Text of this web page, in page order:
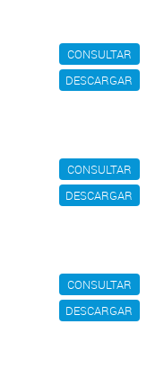
CONSULTAR
DESCARGAR
CONSULTAR
DESCARGAR
CONSULTAR
DESCARGAR